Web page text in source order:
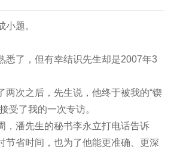
小题。
悉了，但有幸结识先生却是2007年3
两次之后，先生说，他终于被我的“锲
受了我的一次专访。
，潘先生的秘书李永立打电话告诉
节省时间，也为了他能更准确、更深